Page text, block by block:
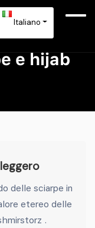
Italiano
e hijab
delle sciarpe in
etereo delle
.